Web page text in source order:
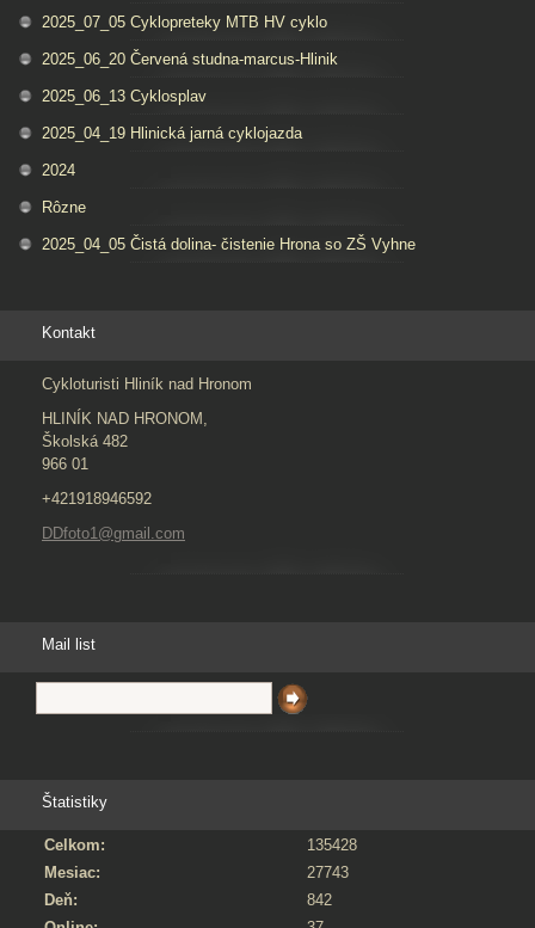
2025_07_05 Cyklopreteky MTB HV cyklo
2025_06_20 Červená studna-marcus-Hlinik
2025_06_13 Cyklosplav
2025_04_19 Hlinická jarná cyklojazda
2024
Rôzne
2025_04_05 Čistá dolina- čistenie Hrona so ZŠ Vyhne
Kontakt
Cykloturisti Hliník nad Hronom
HLINÍK NAD HRONOM,
Školská 482
966 01
+421918946592
DDfoto1@gmail.com
Mail list
Štatistiky
Celkom:
135428
Mesiac:
27743
Deň:
842